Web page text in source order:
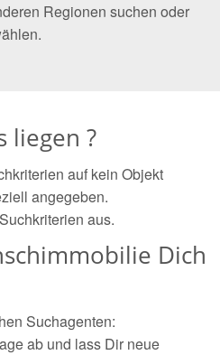
Regionen suchen oder
liegen ?
auf kein Objekt
angegeben.
aus.
Dich
Suchagenten:
ab und lass Dir neue